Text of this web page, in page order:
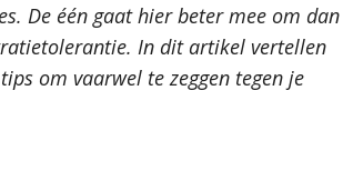
De één gaat hier beter mee om dan
In dit artikel vertellen
om vaarwel te zeggen tegen je